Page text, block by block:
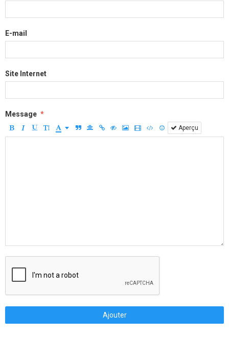
E-mail
Site Internet
Message
Aperçu
Ajouter